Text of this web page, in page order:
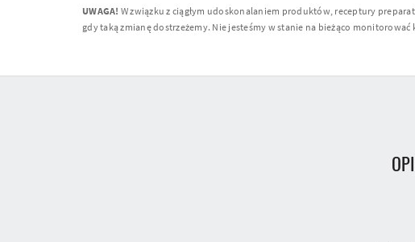
UWAGA! W związku z ciągłym udoskonalaniem produktów, receptury
gdy taką zmianę dostrzeżemy. Nie jesteśmy w stanie na bieżąco